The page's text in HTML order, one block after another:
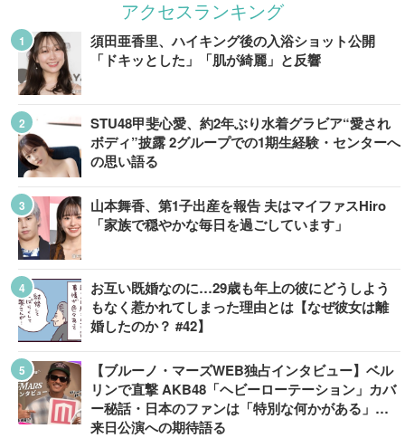
アクセスランキング
須田亜香里、ハイキング後の入浴ショット公開
「ドキッとした」「肌が綺麗」と反響
STU48甲斐心愛、約2年ぶり水着グラビア“愛され
ボディ”披露 2グループでの1期生経験・センターへ
の思い語る
山本舞香、第1子出産を報告 夫はマイファスHiro
「家族で穏やかな毎日を過ごしています」
お互い既婚なのに…29歳も年上の彼にどうしよう
もなく惹かれてしまった理由とは【なぜ彼女は離
婚したのか？ #42】
【ブルーノ・マーズWEB独占インタビュー】ベル
リンで直撃 AKB48「ヘビーローテーション」カバ
ー秘話・日本のファンは「特別な何かがある」…
来日公演への期待語る